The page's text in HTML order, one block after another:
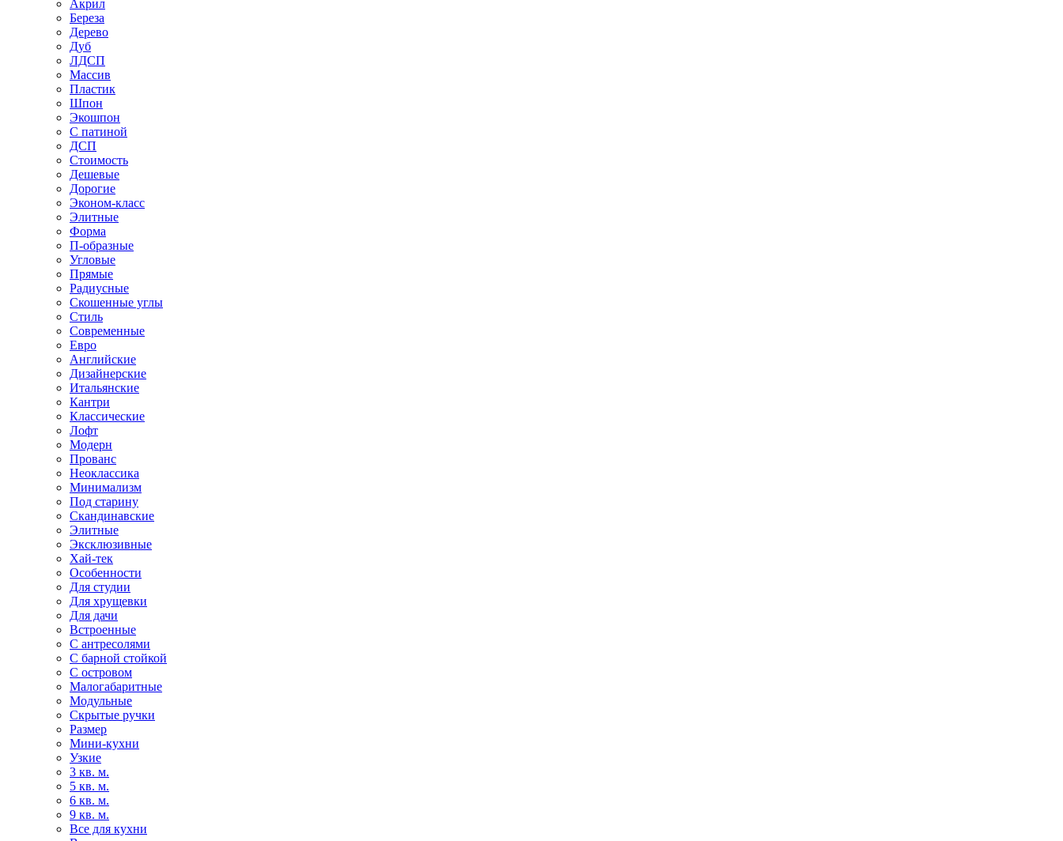
Акрил
Береза
Дерево
Дуб
ЛДСП
Массив
Пластик
Шпон
Экошпон
С патиной
ДСП
Стоимость
Дешевые
Дорогие
Эконом-класс
Элитные
Форма
П-образные
Угловые
Прямые
Радиусные
Скошенные углы
Стиль
Современные
Евро
Английские
Дизайнерские
Итальянские
Кантри
Классические
Лофт
Модерн
Прованс
Неоклассика
Минимализм
Под старину
Скандинавские
Элитные
Эксклюзивные
Хай-тек
Особенности
Для студии
Для хрущевки
Для дачи
Встроенные
С антресолями
С барной стойкой
С островом
Малогабаритные
Модульные
Скрытые ручки
Размер
Мини-кухни
Узкие
3 кв. м.
5 кв. м.
6 кв. м.
9 кв. м.
Все для кухни